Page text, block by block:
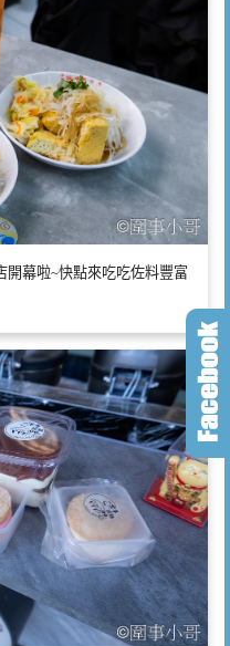
開幕啦~快點來吃吃佐料豐富